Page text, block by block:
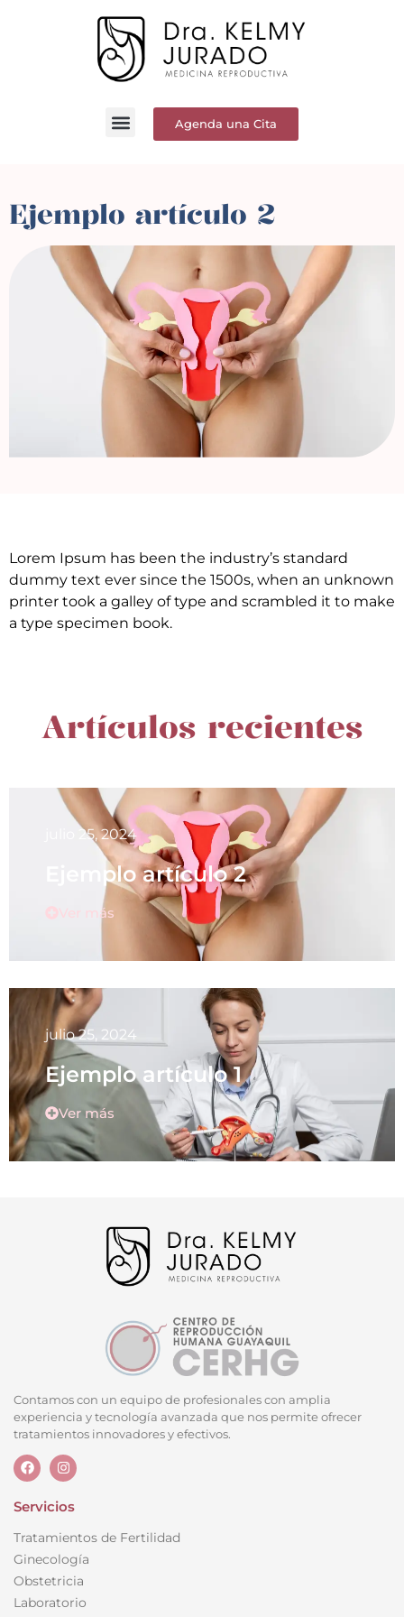
Agenda una Cita
Ejemplo artículo 2
Lorem Ipsum has been the industry’s standard
dummy text ever since the 1500s, when an unknown
printer took a galley of type and scrambled it to make
a type specimen book.
Artículos recientes
julio 25, 2024
Ejemplo artículo 2
Ver más
julio 25, 2024
Ejemplo artículo 1
Ver más
Contamos con un equipo de profesionales con amplia
experiencia y tecnología avanzada que nos permite ofrecer
tratamientos innovadores y efectivos.
Servicios
Tratamientos de Fertilidad
Ginecología
Obstetricia
Laboratorio